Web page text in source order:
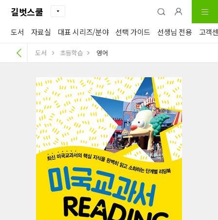
길벗스쿨
도서 자료실 대표 시리즈/분야 선택 가이드 선생님 전용 고객
도서 초등학습 영어